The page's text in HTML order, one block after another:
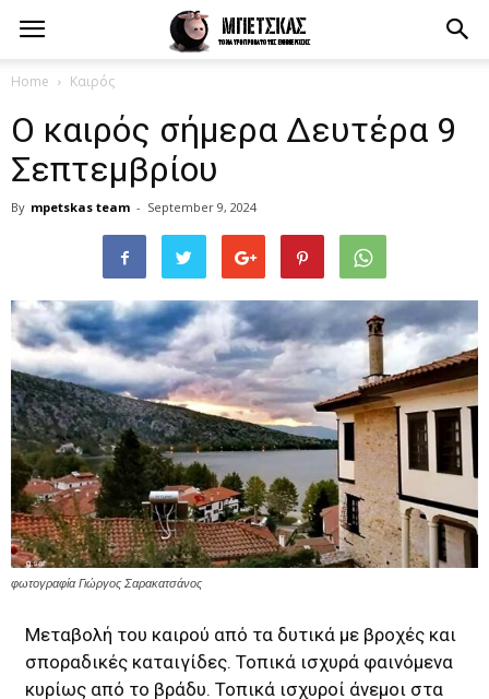
Home Καιρός
Ο καιρός σήμερα Δευτέρα 9
Σεπτεμβρίου
By mpetskas team - September 9, 2024
φωτογραφία Γιώργος Σαρακατσάνος
Μεταβολή του καιρού από τα δυτικά με βροχές και
σποραδικές καταιγίδες. Τοπικά ισχυρά φαινόμενα
κυρίως από το βράδυ. Τοπικά ισχυροί άνεμοι στα